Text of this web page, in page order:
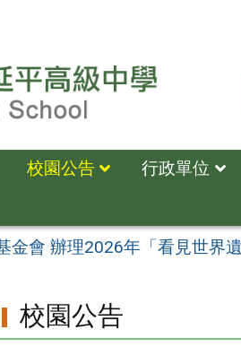
校園公告 行政單位
金會 辦理2026年「看見世界
校園公告